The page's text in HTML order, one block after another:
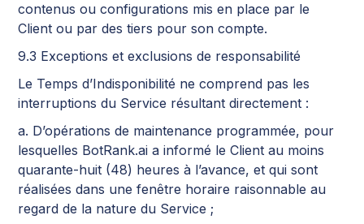
contenus ou configurations mis en place par le
Client ou par des tiers pour son compte.
9.3 Exceptions et exclusions de responsabilité
Le Temps d’Indisponibilité ne comprend pas les
interruptions du Service résultant directement :
a. D’opérations de maintenance programmée, pour
lesquelles BotRank.ai a informé le Client au moins
quarante-huit (48) heures à l’avance, et qui sont
réalisées dans une fenêtre horaire raisonnable au
regard de la nature du Service ;